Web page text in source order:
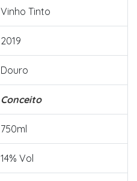
Vinho Tinto
2019
Douro
Conceito
750ml
14% Vol